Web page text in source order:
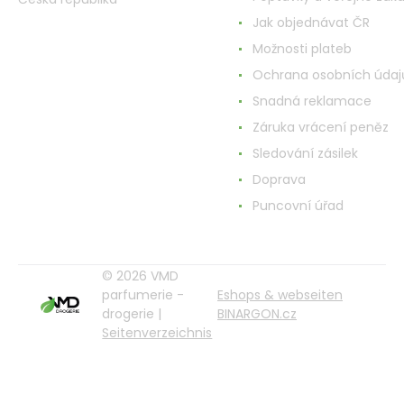
Jak objednávat ČR
Možnosti plateb
Ochrana osobních
Snadná reklamace
Záruka vrácení peněz
Sledování zásilek
Doprava
Puncovní úřad
© 2026 VMD
parfumerie -
drogerie |
Seitenverzeichnis
Eshops & webseiten
BINARGON.cz